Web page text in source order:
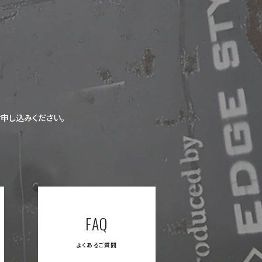
し込みください。
よくあるご質問
FAQ